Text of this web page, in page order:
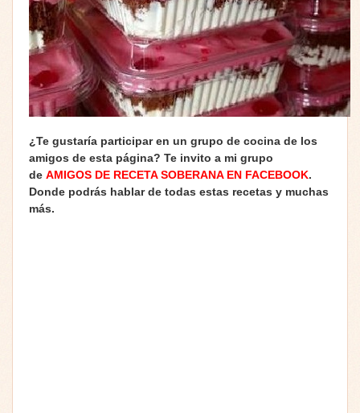
¿Te gustaría participar en un grupo de cocina de los
amigos de esta página? Te invito a mi grupo
de AMIGOS DE RECETA SOBERANA EN FACEBOOK.
Donde podrás hablar de todas estas recetas y muchas
más.